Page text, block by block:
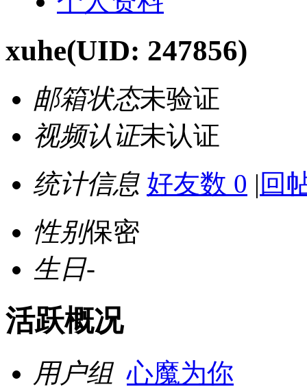
xuhe(UID: 247856)
邮箱状态未验证
视频认证未认证
统计信息 好友数 0 | 回
性别保密
生日-
活跃概况
用户组心魔为你